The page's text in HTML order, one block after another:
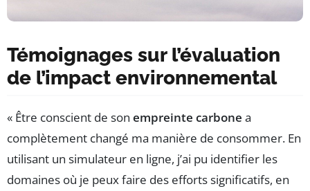
Témoignages sur l’évaluation
de l’impact environnemental
« Être conscient de son empreinte carbone a
complètement changé ma manière de consommer. En
utilisant un simulateur en ligne, j’ai pu identifier les
domaines où je peux faire des efforts significatifs, en